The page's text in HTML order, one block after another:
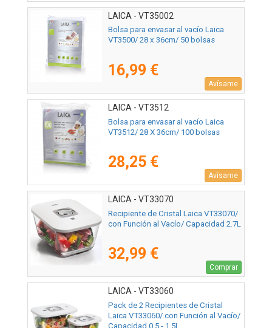
LAICA - VT35002
Bolsa para envasar al vacío Laica
VT3500/ 28 x 36cm/ 50 bolsas
16,99 €
Avísame
LAICA - VT3512
Bolsa para envasar al vacío Laica
VT3512/ 28 X 36cm/ 100 bolsas
28,25 €
Avísame
LAICA - VT33070
Recipiente de Cristal Laica VT33070/
con Función al Vacío/ Capacidad 2.7L
32,99 €
Comprar
LAICA - VT33060
Pack de 2 Recipientes de Cristal
Laica VT33060/ con Función al Vacío/
Capacidad 0.5 - 1.5L